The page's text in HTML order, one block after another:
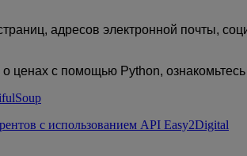
адресов электронной почты,
с помощью Python, ознакомьтесь
с использованием API Easy2Digital